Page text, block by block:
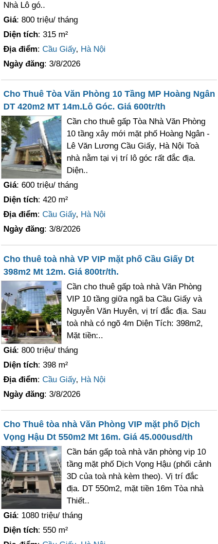
Nhà Lô gó..
Giá: 800 triệu/ tháng
Diện tích: 315 m²
Địa điểm:Cầu Giấy, Hà Nội
Ngày đăng: 3/8/2026
Cho Thuê Tòa Văn Phòng 10 Tầng MP Hoàng Ngân
DT 420m2 MT 14m.Lô Góc. Giá 600tr/th
Cần cho thuê gấp Tòa Nhà Văn Phòng
10 tầng xây mới mặt phố Hoàng Ngân -
Lê Văn Lương Cầu Giấy, Hà Nội Toà
nhà nằm tại vị trí lô góc rất đắc địa.
Diện..
Giá: 600 triệu/ tháng
Diện tích: 420 m²
Địa điểm:Cầu Giấy, Hà Nội
Ngày đăng: 3/8/2026
Cho thuê toà nhà VP VIP mặt phố Cầu Giấy Dt
398m2 Mt 12m. Giá 800tr/th.
Cần cho thuê gấp toà nhà Văn Phòng
VIP 10 tầng giữa ngã ba Cầu Giấy và
Nguyễn Văn Huyên, vị trí đắc địa. Sau
toà nhà có ngõ 4m Diện Tích: 398m2,
Mặt tiền:..
Giá: 800 triệu/ tháng
Diện tích: 398 m²
Địa điểm:Cầu Giấy, Hà Nội
Ngày đăng: 3/8/2026
Cho Thuê tòa nhà Văn Phòng VIP mặt phố Dịch
Vọng Hậu Dt 550m2 Mt 16m. Giá 45.000usd/th
Cần bán gấp toà nhà văn phòng vip 10
tầng mặt phố Dịch Vọng Hậu (phối cảnh
3D của toà nhà kèm theo). Vị trí đắc
địa. DT 550m2, mặt tiền 16m Tòa nhà
Thiết..
Giá: 1080 triệu/ tháng
Diện tích: 550 m²